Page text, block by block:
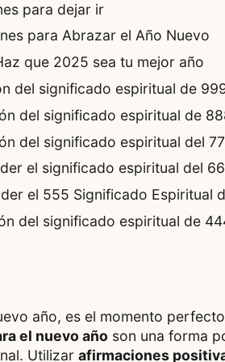
para dejar ir
para Abrazar el Año Nuevo
que 2025 sea tu mejor año
del significado espiritual de
del significado espiritual de
del significado espiritual del
el significado espiritual del
el 555 Significado Espiritual
del significado espiritual de
año, es el momento
el nuevo año son una forma
Utilizar afirmaciones